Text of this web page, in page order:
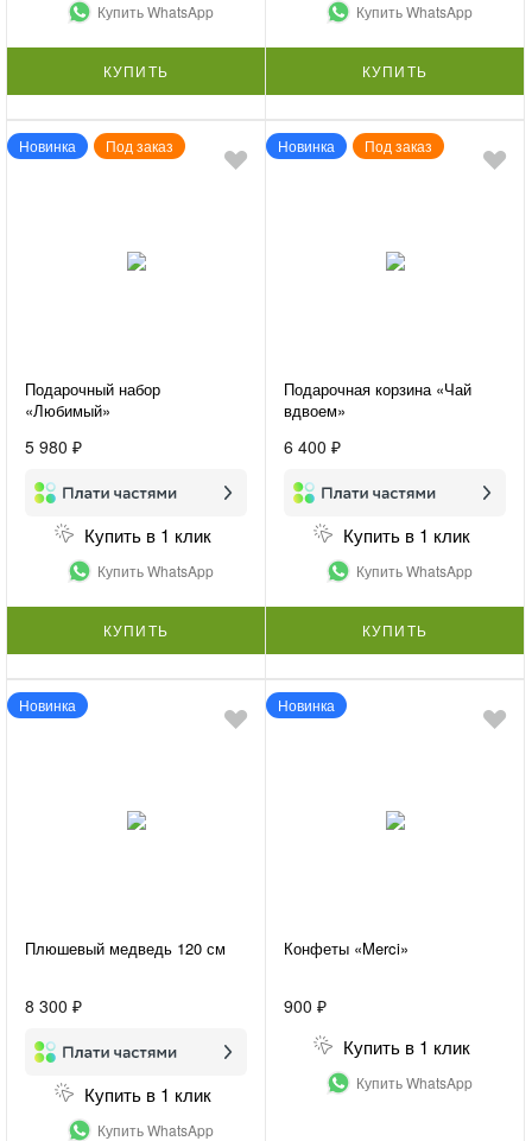
Купить WhatsApp
КУПИТЬ
Купить WhatsApp
КУПИТЬ
Новинка Под заказ
Подарочный набор
«Любимый»
5 980 ₽
Купить в 1 клик
Купить WhatsApp
КУПИТЬ
Новинка Под заказ
Подарочная корзина «Чай
вдвоем»
6 400 ₽
Купить в 1 клик
Купить WhatsApp
КУПИТЬ
Новинка
Плюшевый медведь 120 см
8 300 ₽
Купить в 1 клик
Купить WhatsApp
Новинка
Конфеты «Merci»
900 ₽
Купить в 1 клик
Купить WhatsApp